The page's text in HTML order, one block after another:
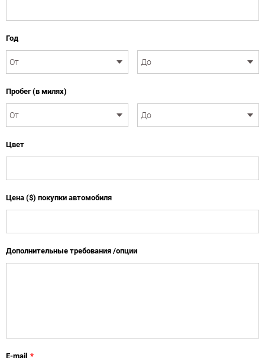
Год
Пробег (в милях)
Цвет
Цена ($) покупки автомобиля
Дополнительные требования /опции
E-mail *